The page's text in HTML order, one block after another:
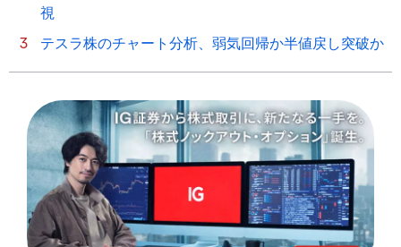
視
テスラ株のチャート分析、弱気回帰か半値戻し突破か